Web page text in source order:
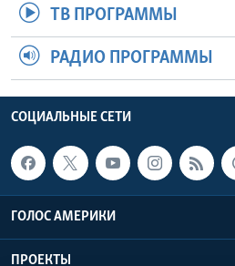
ТВ ПРОГРАММЫ
РАДИО ПРОГРАММЫ
СОЦИАЛЬНЫЕ СЕТИ
ГОЛОС АМЕРИКИ
ПРОЕКТЫ